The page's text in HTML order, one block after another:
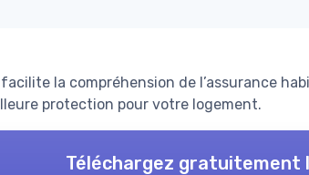
la compréhension de l’assurance
protection pour votre logement.
Téléchargez gratuitement